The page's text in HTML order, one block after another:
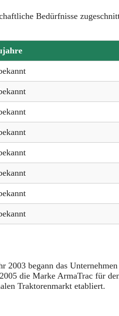
Bedürfnisse
2003 begann das Unternehmen
die Marke ArmaTrac für
Traktorenmarkt etabliert.